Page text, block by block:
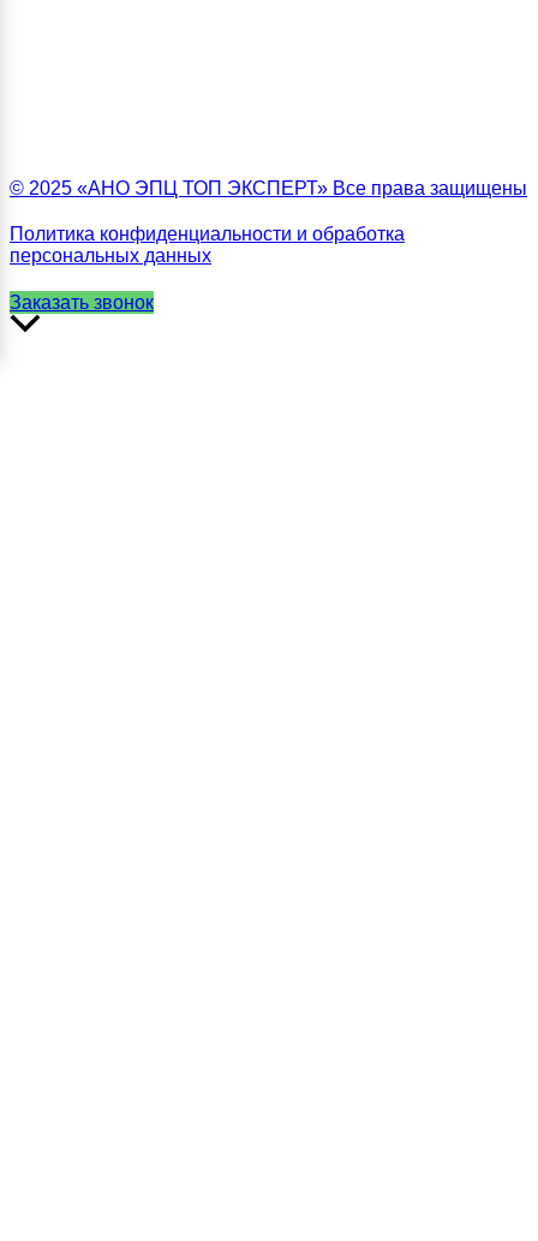
© 2025 «АНО ЭПЦ ТОП ЭКСПЕРТ» Все права защищены
Политика конфиденциальности и обработка
персональных данных
Заказать звонок